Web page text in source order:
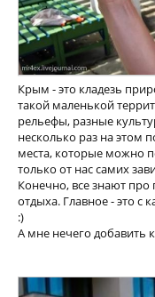
Крым - это кладезь
такой маленькой
рельефы, разные
несколько раз на этом
места, которые можно
только от нас самих
Конечно, все знают
отдыха. Главное - это с
:)
А мне нечего добавить